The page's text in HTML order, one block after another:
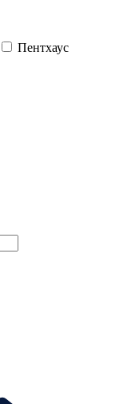
Пентхаус